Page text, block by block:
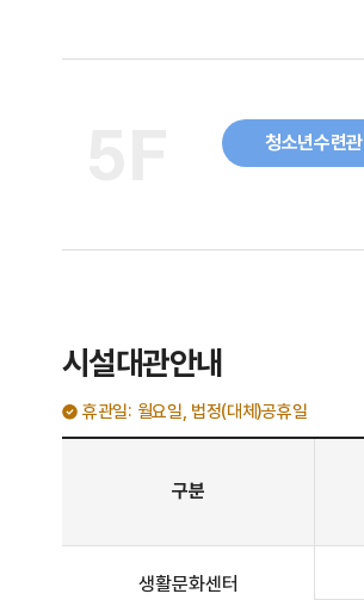
청소년수련관
시설대관안내
휴관일: 월요일, 법정(대체)공휴일
시설대관안내 - 구분, 대관시설, 운영시간(평일(화~금), 주말(토~일), 수용인원, 1일 최대 이용시간) 정보 제공
구분
생활문화센터